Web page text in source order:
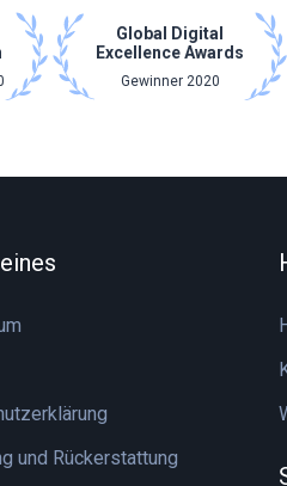
Global Digital
Excellence Awards
Gewinner 2020
und Rückerstattung